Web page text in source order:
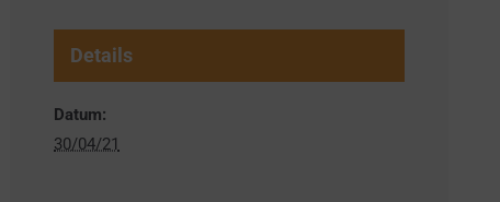
Details
Datum:
30/04/21